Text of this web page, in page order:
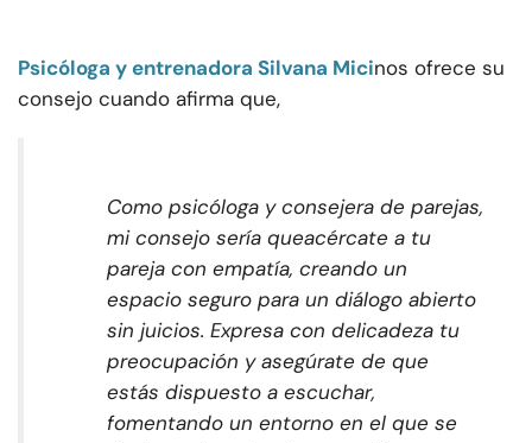
Psicóloga y entrenadora Silvana Micinos ofrece su
consejo cuando afirma que,
Como psicóloga y consejera de parejas,
mi consejo sería queacércate a tu
pareja con empatía, creando un
espacio seguro para un diálogo abierto
sin juicios. Expresa con delicadeza tu
preocupación y asegúrate de que
estás dispuesto a escuchar,
fomentando un entorno en el que se